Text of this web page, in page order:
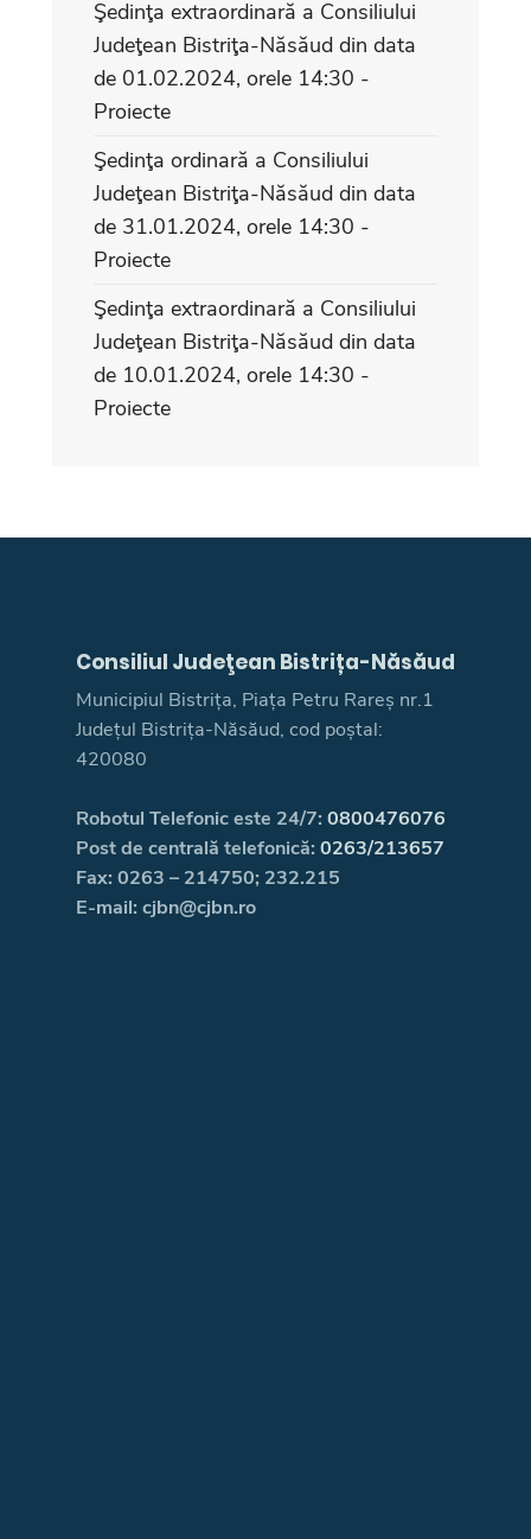
Şedinţa extraordinară a Consiliului
Judeţean Bistriţa-Năsăud din data
de 01.02.2024, orele 14:30 -
Proiecte
Şedinţa ordinară a Consiliului
Judeţean Bistriţa-Năsăud din data
de 31.01.2024, orele 14:30 -
Proiecte
Şedinţa extraordinară a Consiliului
Judeţean Bistriţa-Năsăud din data
de 10.01.2024, orele 14:30 -
Proiecte
Consiliul Judeţean Bistrița-Năsăud
Municipiul Bistrița, Piața Petru Rareș nr.1
Județul Bistrița-Năsăud, cod poștal:
420080
Robotul Telefonic este 24/7: 0800476076
Post de centrală telefonică: 0263/213657
Fax: 0263 – 214750; 232.215
E-mail: cjbn@cjbn.ro